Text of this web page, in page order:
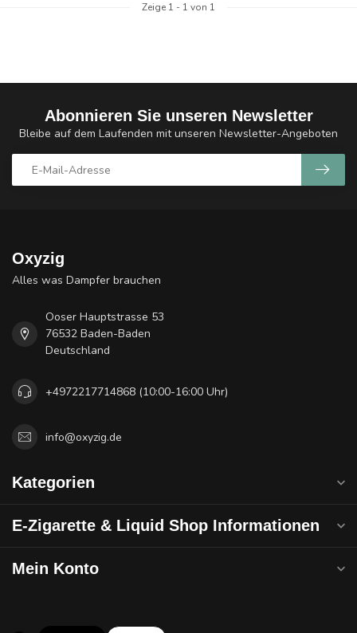
Zeige 1 - 1 von 1
Abonnieren Sie unseren Newsletter
Bleibe auf dem Laufenden mit unseren Newsletter-Angeboten
Oxyzig
Alles was Dampfer brauchen
Ooser Hauptstrasse 53
76532 Baden-Baden
Deutschland
+4972217714868 (10:00-16:00 Uhr)
info@oxyzig.de
Kategorien
E-Zigarette & Liquid Shop Informationen
Mein Konto